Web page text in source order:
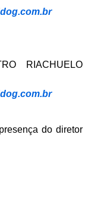
RIACHUELO
do diretor